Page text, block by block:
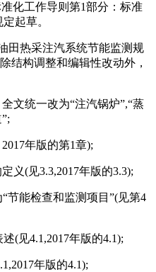
化工作导则第1部分：标准
起草。
田热采注汽系统节能监测规
结构调整和编辑性改动外，
文统一改为“注汽锅炉”,“蒸
年版的第1章);
义(见3.3,2017年版的3.3);
节能检查和监测项目”(见第4
(见4.1,2017年版的4.1);
年版的4.1);